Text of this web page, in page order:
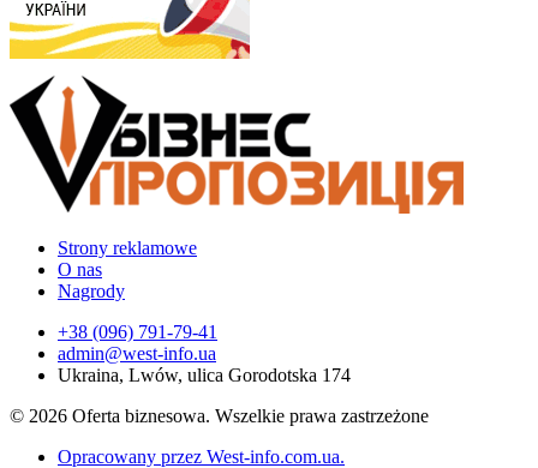
Strony reklamowe
O nas
Nagrody
+38 (096) 791-79-41
admin@west-info.ua
Ukraina, Lwów, ulica Gorodotska 174
© 2026 Oferta biznesowa. Wszelkie prawa zastrzeżone
Opracowany przez West-info.com.ua.